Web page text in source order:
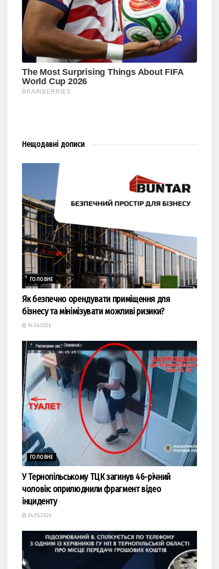
Нещодавні дописи
ГОЛОВНЕ
Як безпечно орендувати приміщення для
бізнесу та мінімізувати можливі ризики?
14.06.2026
ГОЛОВНЕ
У Тернопільському ТЦК загинув 46-річний
чоловік: оприлюднили фрагмент відео
інциденту
24.05.2026